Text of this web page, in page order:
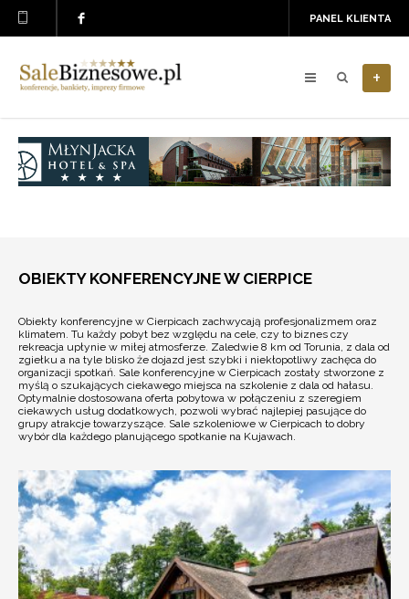
PANEL KLIENTA
+
OBIEKTY KONFERENCYJNE W CIERPICE
Obiekty konferencyjne w Cierpicach zachwycają profesjonalizmem oraz
klimatem. Tu każdy pobyt bez względu na cele, czy to biznes czy
rekreacja upłynie w miłej atmosferze. Zaledwie 8 km od Torunia, z dala od
zgiełku a na tyle blisko że dojazd jest szybki i niekłopotliwy zachęca do
organizacji spotkań. Sale konferencyjne w Cierpicach zostały stworzone z
myślą o szukających ciekawego miejsca na szkolenie z dala od hałasu.
Optymalnie dostosowana oferta pobytowa w połączeniu z szeregiem
ciekawych usług dodatkowych, pozwoli wybrać najlepiej pasujące do
grupy atrakcje towarzyszące. Sale szkoleniowe w Cierpicach to dobry
wybór dla każdego planującego spotkanie na Kujawach.